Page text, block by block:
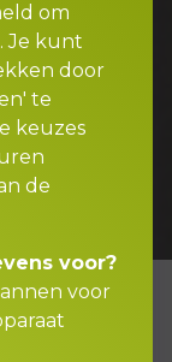
om
Je kunt
door
te
keuzes
de
voor?
voor